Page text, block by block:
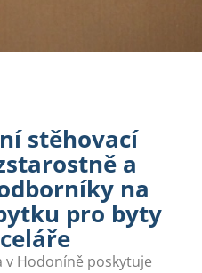
stěhovací
a
na
pro byty
v Hodoníně poskytuje